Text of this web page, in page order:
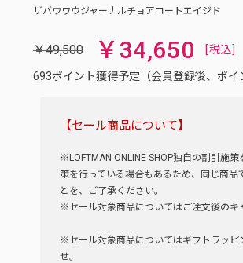
693ポイント獲得予定（会員登録後、ポイ
￥49,500 ￥34,650
【セール商品について】
※LOFTMAN ONLINE SHOP独自の割引施
策を行っている場合もあるため、同じ商
とを、ご了承ください。
※セール対象商品についてはご注文後のキ
※セール対象商品についてはギフトラッピ
せ。